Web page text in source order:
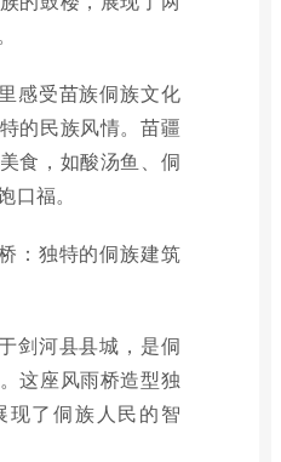
感受苗族侗族文化
的民族风情。苗疆
食，如酸汤鱼、侗
口福。
：独特的侗族建筑
剑河县县城，是侗
这座风雨桥造型独
现了侗族人民的智